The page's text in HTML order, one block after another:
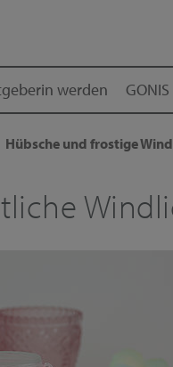
werden
Hübsche und frostige